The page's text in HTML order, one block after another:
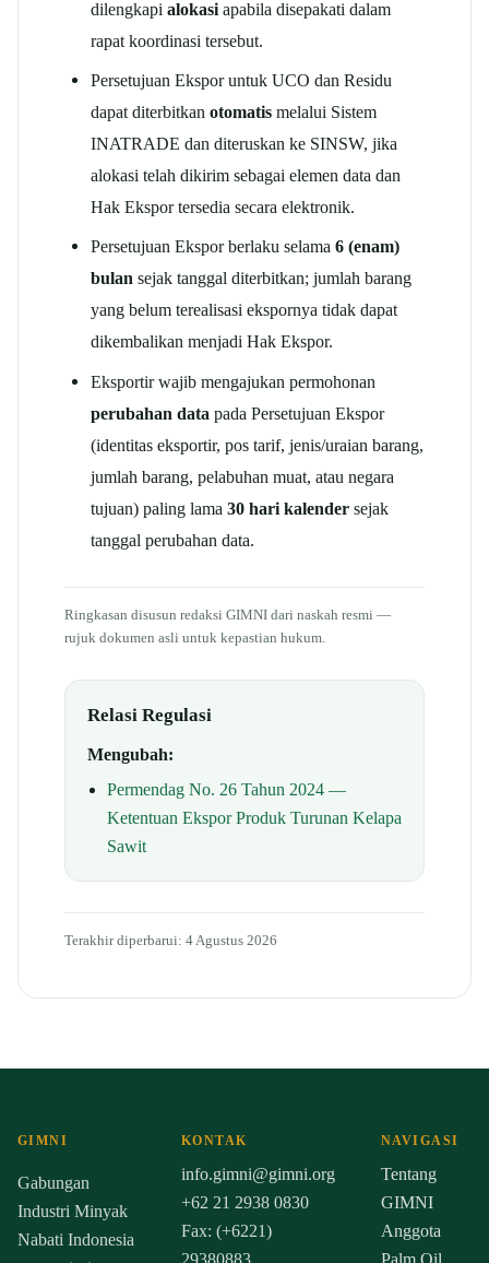
dilengkapialokasi apabila disepakati dalam
rapat koordinasi tersebut.
Persetujuan Ekspor untuk UCO dan Residu
dapat diterbitkanotomatis melalui Sistem
INATRADE dan diteruskan ke SINSW, jika
alokasi telah dikirim sebagai elemen data dan
Hak Ekspor tersedia secara elektronik.
Persetujuan Ekspor berlaku selama6 (enam)
bulan sejak tanggal diterbitkan; jumlah barang
yang belum terealisasi ekspornya tidak dapat
dikembalikan menjadi Hak Ekspor.
Eksportir wajib mengajukan permohonan
perubahan data pada Persetujuan Ekspor
(identitas eksportir, pos tarif, jenis/uraian barang,
jumlah barang, pelabuhan muat, atau negara
tujuan) paling lama30 hari kalender sejak
tanggal perubahan data.
Ringkasan disusun redaksi GIMNI dari naskah resmi —
rujuk dokumen asli untuk kepastian hukum.
Relasi Regulasi
Mengubah:
Permendag No. 26 Tahun 2024 —
Ketentuan Ekspor Produk Turunan Kelapa
Sawit
Terakhir diperbarui: 4 Agustus 2026
GIMNI
Gabungan
Industri Minyak
Nabati Indonesia
KONTAK
info.gimni@gimni.org
+62 21 2938 0830
Fax: (+6221)
29380883
NAVIGASI
Tentang
GIMNI
Anggota
Palm Oil